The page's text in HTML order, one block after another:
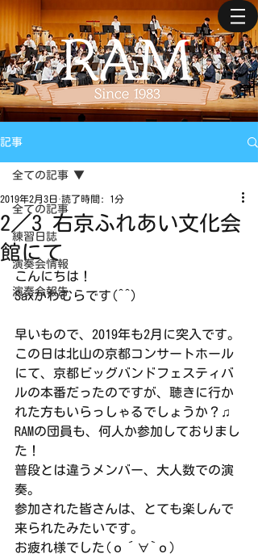
記事
全ての記事
練習日誌
演奏会情報
演奏会報告
全ての記事
2／3 右京ふれあい文化会
館にて
2019年2月3日 読了時間: 1分
こんにちは！
Saxかわむらです(^^)
早いもので、2019年も2月に突入です。
この日は北山の京都コンサートホール
にて、京都ビッグバンドフェスティバ
ルの本番だったのですが、聴きに行か
れた方もいらっしゃるでしょうか？♫
RAMの団員も、何人か参加しておりまし
た！
普段とは違うメンバー、大人数での演
奏。
参加された皆さんは、とても楽しんで
来られたみたいです。
お疲れ様でした(о´∀`о)